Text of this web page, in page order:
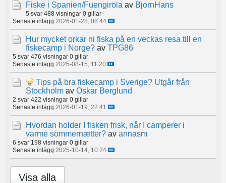
Fiske i Spanien/Fuengirola av BjornHans
5 svar 488 visningar 0 gillar
Senaste inlägg 2026-01-28, 08:44
Hur mycket orkar ni fiska på en veckas resa till en
fiskecamp i Norge? av TPG86
5 svar 476 visningar 0 gillar
Senaste inlägg 2025-08-15, 11:20
Tips på bra fiskecamp i Sverige? Utgår från
Stockholm av Oskar Berglund
2 svar 422 visningar 0 gillar
Senaste inlägg 2026-01-19, 22:41
Hvordan holder I fisken frisk, når I camperer i
varme sommernætter? av annasm
6 svar 198 visningar 0 gillar
Senaste inlägg 2025-10-14, 10:24
Visa alla